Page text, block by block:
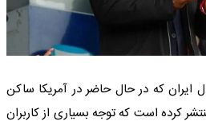
ایران که در حال حاضر در آمریکا ساکن
کرده است که توجه بسیاری از کاربران